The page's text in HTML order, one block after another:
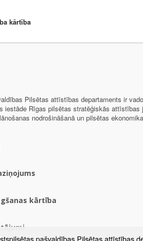
kārtība
Pilsētas attīstības departaments ir
iestāde Rīgas pilsētas stratēģiskās attīstības
nodrošināšanā un pilsētas
kārtība
pašvaldības Pilsētas attīstības